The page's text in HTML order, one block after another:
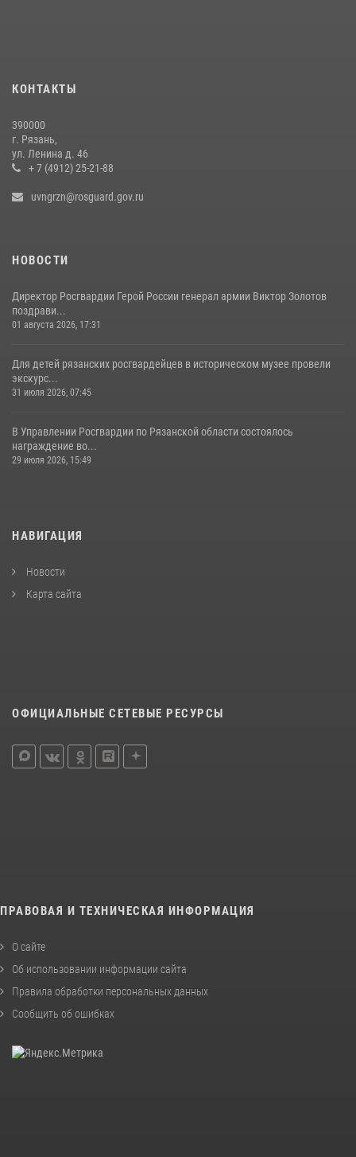
матча на «Рязань Арена»
Офицер вневедомственной охраны в эфире «Радио России - Рязань»
рассказал о службе во вневедомственной охране
КОНТАКТЫ
390000
г. Рязань,
ул. Ленина д. 46
+ 7 (4912) 25-21-88
uvngrzn@rosguard.gov.ru
НОВОСТИ
Директор Росгвардии Герой России генерал армии Виктор Золотов
поздрави...
01 августа 2026, 17:31
Для детей рязанских росгвардейцев в историческом музее провели
экскурс...
31 июля 2026, 07:45
В Управлении Росгвардии по Рязанской области состоялось
награждение во...
29 июля 2026, 15:49
НАВИГАЦИЯ
Новости
Карта сайта
ОФИЦИАЛЬНЫЕ СЕТЕВЫЕ РЕСУРСЫ
ПРАВОВАЯ И ТЕХНИЧЕСКАЯ ИНФОРМАЦИЯ
О сайте
Об использовании информации сайта
Правила обработки персональных данных
Сообщить об ошибках